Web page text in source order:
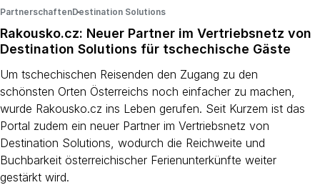
Partnerschaften ·
Destination Solutions
Rakousko.cz: Neuer Partner im Vertriebsnetz von
Destination Solutions für tschechische Gäste
Um tschechischen Reisenden den Zugang zu den
schönsten Orten Österreichs noch einfacher zu machen,
wurde Rakousko.cz ins Leben gerufen. Seit Kurzem ist das
Portal zudem ein neuer Partner im Vertriebsnetz von
Destination Solutions, wodurch die Reichweite und
Buchbarkeit österreichischer Ferienunterkünfte weiter
gestärkt wird.